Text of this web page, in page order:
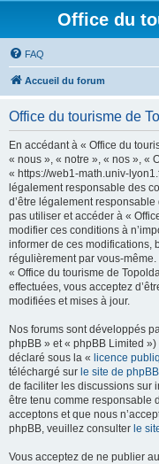
Office du
FAQ
Accueil du forum
Office du tourisme de
En accédant à « Office du
« nous », « notre », « nos », «
« https://web1-math.univ-
légalement responsable des
d’être légalement
pas utiliser et accéder à «
modifier ces conditions à
informer de ces modifications,
régulièrement par vous-
« Office du tourisme de
effectuées, vous acceptez
modifiées et mises à jour.
Nos forums sont développés
phpBB » et « phpBB Limited
déclaré sous la « licence
téléchargé sur le site de phpBB
de faciliter les discussions sur
être tenu comme responsable
acceptons et que nous
phpBB, veuillez consulter le
Vous acceptez de ne publier